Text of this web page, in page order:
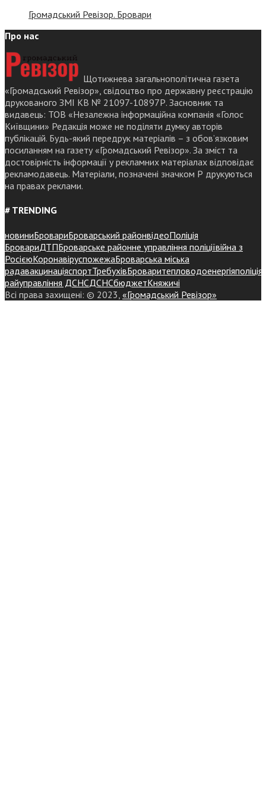
Громадський Ревізор. Бровари
Про нас
Щотижнева загальнополітична газета
«Громадський Ревізор», свідоцтво про державну реєстрацію
друкованого ЗМІ КВ № 21097-10897Р. Засновник та
видавець: ТОВ «Незалежна інформаційна компанія «Голос
Київщини» Редакція може не поділяти думку авторів
публікацій. Будь-який передрук матеріалів – з обов’язковим
посиланням на газету «Громадський Ревізор». За зміст та
достовірність інформації у рекламних матеріалах відповідає
рекламодавець. Матеріали, позначені значком Р друкуються
на правах реклами.
# TRENDING
новиниБровариБроварський районвідеоПоліція
БровариДТПБроварське районне управління поліціївійна з
РосієюКоронавіруспожежаБроварська міська
радавакцинаціяспортТребухівБроваритепловодоенергіяполіція
райуправління ДСНСДСНСбюджетКняжичі
Всі права захищені: © 2023, «Громадський Ревізор»